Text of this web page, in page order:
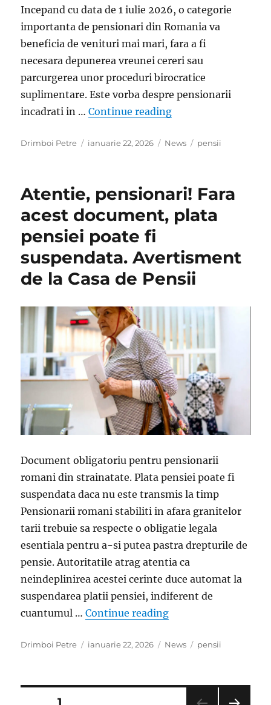
Incepand cu data de 1 iulie 2026, o categorie
importanta de pensionari din Romania va
beneficia de venituri mai mari, fara a fi
necesara depunerea vreunei cereri sau
parcurgerea unor proceduri birocratice
suplimentare. Este vorba despre pensionarii
incadrati in …Continue reading„Pensionarii care
Author
Drimboi Petre
Posted
ianuarie 22, 2026 Categories
News Tags
pensii
Atentie, pensionari! Fara
acest document, plata
pensiei poate fi
suspendata. Avertisment
de la Casa de Pensii
Document obligatoriu pentru pensionarii
romani din strainatate. Plata pensiei poate fi
suspendata daca nu este transmis la timp
Pensionarii romani stabiliti in afara granitelor
tarii trebuie sa respecte o obligatie legala
esentiala pentru a-si putea pastra drepturile de
pensie. Autoritatile atrag atentia ca
neindeplinirea acestei cerinte duce automat la
suspendarea platii pensiei, indiferent de
cuantumul …Continue reading„Atentie, pensionari!
Author
Drimboi Petre
Posted
ianuarie 22, 2026 Categories
News Tags
pensii